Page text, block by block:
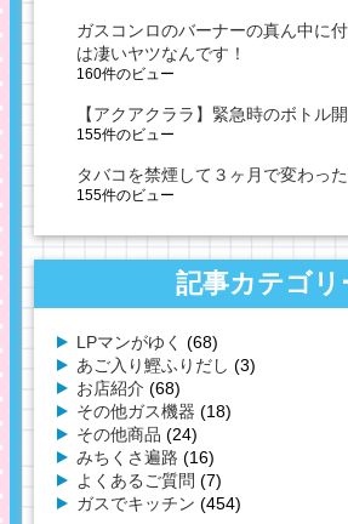
ガスコンロのバーナーの真ん中に
は凄いヤツなんです！
160件のビュー
【アクアクララ】緊急時のボトル
155件のビュー
タバコを禁煙して３ヶ月で変わった
155件のビュー
記事カテゴリ
LPマンがゆく (68)
あご入り鰹ふりだし (3)
お店紹介 (68)
その他ガス機器 (18)
その他商品 (24)
みちくさ遍路 (16)
よくあるご質問 (7)
ガスでキッチン (454)